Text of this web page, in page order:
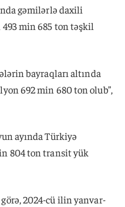
gəmilərlə daxili
min 685 ton təşkil
bayraqları altında
692 min 680 ton olub”,
ayında Türkiyə
804 ton transit yük
2024-cü ilin yanvar-